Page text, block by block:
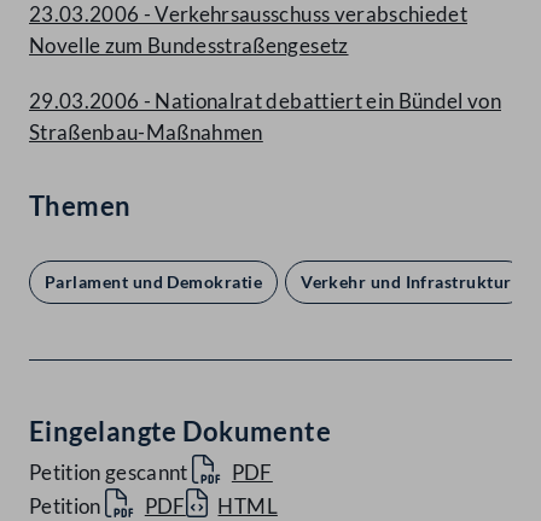
23.03.2006 - Verkehrsausschuss verabschiedet
Novelle zum Bundesstraßengesetz
29.03.2006 - Nationalrat debattiert ein Bündel von
Straßenbau-Maßnahmen
Themen
Parlament und Demokratie Verkehr und Infrastruktur
Eingelangte Dokumente
Petition gescannt
PDF
Petition
PDF HTML